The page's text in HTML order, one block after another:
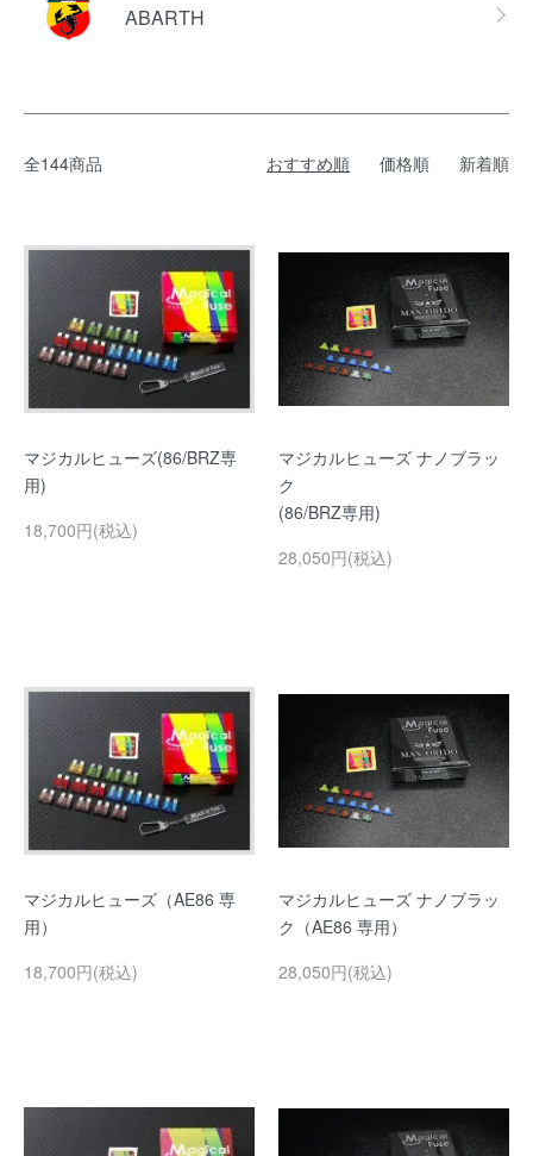
ABARTH
全144商品 おすすめ順 価格順 新着順
マジカルヒューズ(86/BRZ専
用)
18,700円(税込)
マジカルヒューズ ナノブラッ
ク
(86/BRZ専用)
28,050円(税込)
マジカルヒューズ（AE86 専
用）
18,700円(税込)
マジカルヒューズ ナノブラッ
ク（AE86 専用）
28,050円(税込)